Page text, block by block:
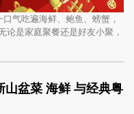
气吃遍海鲜、鲍鱼、螃蟹，
论是家庭聚餐还是好友小聚，
菜 海鲜 与经典粤